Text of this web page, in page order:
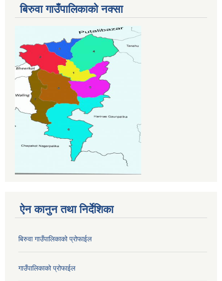
बिरुवा गाउँपालिकाको नक्सा
ऐन कानुन तथा निर्देशिका
बिरुवा गाउँपालिकाको प्रोफाईल
गाउँपालिकाको प्रोफाईल